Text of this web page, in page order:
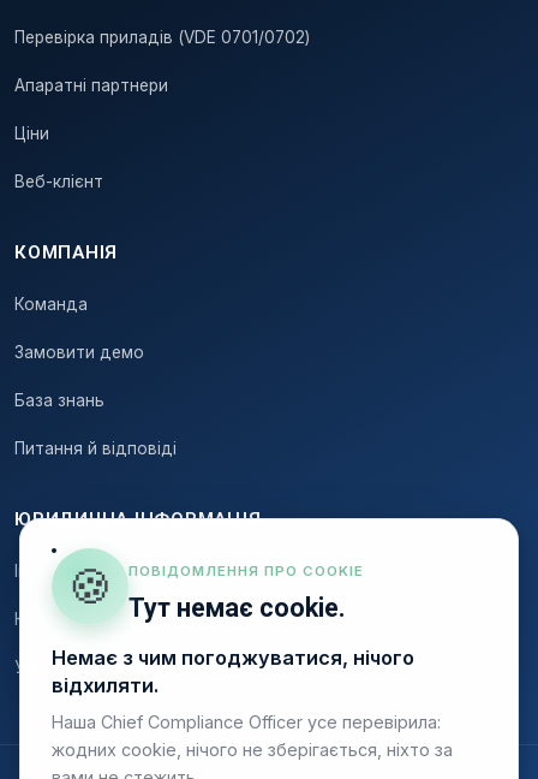
🍪 ПОВІДОМЛЕННЯ ПРО COOKIE
Тут немає cookie.
Немає з чим погоджуватися, нічого
відхиляти.
Наша Chief Compliance Officer усе перевірила:
жодних cookie, нічого не зберігається, ніхто за
Перевірка приладів (VDE 0701/0702)
Апаратні партнери
Ціни
Веб-клієнт
КОМПАНІЯ
Команда
Замовити демо
База знань
Питання й відповіді
ЮРИДИЧНА ІНФОРМАЦІЯ
Імпресум
Конфіденційність
Умови